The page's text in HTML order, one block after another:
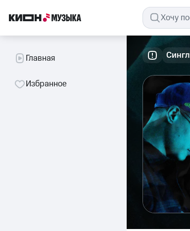
Главная
Избранное
Сингл